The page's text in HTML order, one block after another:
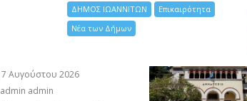
ΔΗΜΟΣ ΙΩΑΝΝΙΤΩΝ
Επικαιρότητα
Νέα των Δήμων
7 Αυγούστου 2026
admin admin